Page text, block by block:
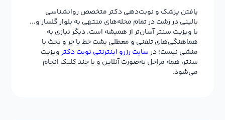
یافتن پزشک و نوبت‌دهی دکتر متخصص روانشناسی
بالینی در رشت در تمام محله‌های منتهی به بلوار گلسار و...
با ویزیت سنتر آسان‌تر از همیشه است. دیگر نیازی به
هماهنگی‌های تلفنی و معطلی پشت خط یا جر و بحث با
منشی نیست؛ درسایت رزرو اینترنتی نوبت دکترویزیت
سنتر، همه مراحل به‌صورت آنلاین و با چند کلیک انجام
می‌شود.